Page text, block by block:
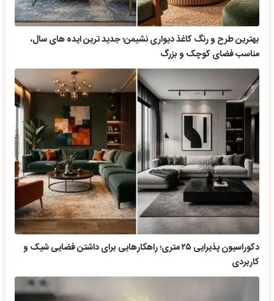
بهترین طرح و رنگ کاغذ دیواری نشیمن؛ جدید ترین ایده های سال،
مناسب فضای کوچک و بزرگ
دکوراسیون پذیرایی ۲۵ متری؛ راهکارهایی برای داشتن فضایی شیک و
کاربردی